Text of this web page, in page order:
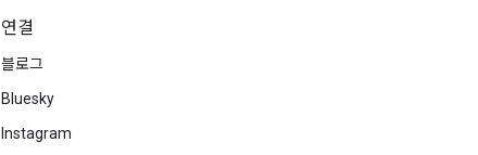
연결
블로그
Bluesky
Instagram